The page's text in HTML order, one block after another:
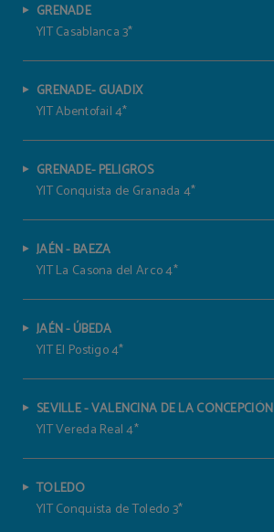
GRENADE
YIT Casablanca 3*
GRENADE- GUADIX
YIT Abentofail 4*
GRENADE- PELIGROS
YIT Conquista de Granada 4*
JAÉN - BAEZA
YIT La Casona del Arco 4*
JAÉN - ÚBEDA
YIT El Postigo 4*
SEVILLE - VALENCINA DE LA CONCEPCIÓN
YIT Vereda Real 4*
TOLEDO
YIT Conquista de Toledo 3*